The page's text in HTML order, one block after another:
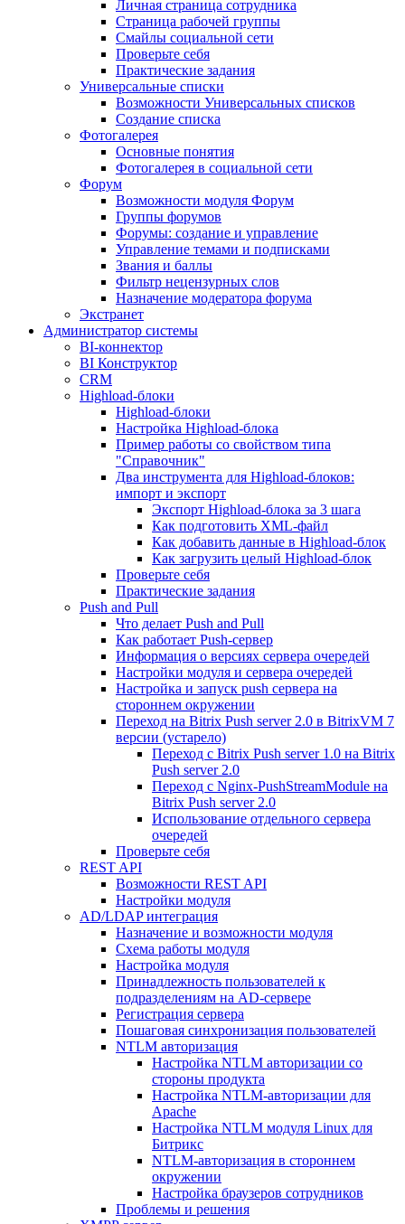
Личная страница сотрудника
Страница рабочей группы
Смайлы социальной сети
Проверьте себя
Практические задания
Универсальные списки
Возможности Универсальных списков
Создание списка
Фотогалерея
Основные понятия
Фотогалерея в социальной сети
Форум
Возможности модуля Форум
Группы форумов
Форумы: создание и управление
Управление темами и подписками
Звания и баллы
Фильтр нецензурных слов
Назначение модератора форума
Экстранет
Администратор системы
BI-коннектор
BI Конструктор
CRM
Highload-блоки
Highload-блоки
Настройка Highload-блока
Пример работы со свойством типа
"Справочник"
Два инструмента для Highload-блоков:
импорт и экспорт
Экспорт Highload-блока за 3 шага
Как подготовить XML-файл
Как добавить данные в Highload-блок
Как загрузить целый Highload-блок
Проверьте себя
Практические задания
Push and Pull
Что делает Push and Pull
Как работает Push-сервер
Информация о версиях сервера очередей
Настройки модуля и сервера очередей
Настройка и запуск push сервера на
стороннем окружении
Переход на Bitrix Push server 2.0 в BitrixVM 7
версии (устарело)
Переход с Bitrix Push server 1.0 на Bitrix
Push server 2.0
Переход с Nginx-PushStreamModule на
Bitrix Push server 2.0
Использование отдельного сервера
очередей
Проверьте себя
REST API
Возможности REST API
Настройки модуля
AD/LDAP интеграция
Назначение и возможности модуля
Схема работы модуля
Настройка модуля
Принадлежность пользователей к
подразделениям на AD-сервере
Регистрация сервера
Пошаговая синхронизация пользователей
NTLM авторизация
Настройка NTLM авторизации со
стороны продукта
Настройка NTLM-авторизации для
Apache
Настройка NTLM модуля Linux для
Битрикс
NTLM-авторизация в стороннем
окружении
Настройка браузеров сотрудников
Проблемы и решения